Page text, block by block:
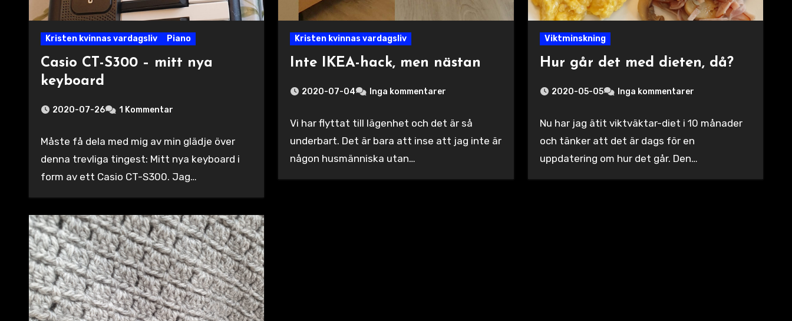
Kristen kvinnas vardagsliv Piano
Casio CT-S300 – mitt nya
keyboard
2020-07-26 1 Kommentar
Måste få dela med mig av min glädje över
denna trevliga tingest: Mitt nya keyboard i
form av ett Casio CT-S300. Jag…
Kristen kvinnas vardagsliv
Inte IKEA-hack, men nästan
2020-07-04 Inga kommentarer
Vi har flyttat till lägenhet och det är så
underbart. Det är bara att inse att jag inte är
någon husmänniska utan…
Viktminskning
Hur går det med dieten, då?
2020-05-05 Inga kommentarer
Nu har jag ätit viktväktar-diet i 10 månader
och tänker att det är dags för en
uppdatering om hur det går. Den…